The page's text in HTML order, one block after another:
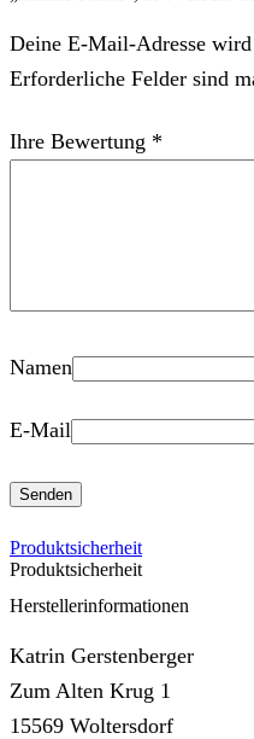
Deine E-Mail-Adresse
Erforderliche Felder sind
Ihre Bewertung *
Namen
E-Mail
Produktsicherheit
Produktsicherheit
Herstellerinformationen
Katrin Gerstenberger
Zum Alten Krug 1
15569 Woltersdorf